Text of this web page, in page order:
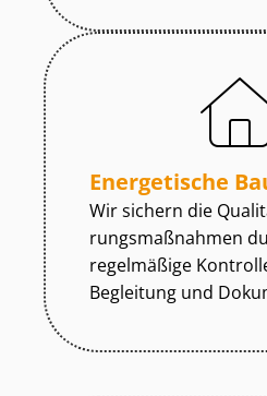
Energetische
Wir sichern die
rungs­maß­nah­men
regelmäßige
Begleitung und